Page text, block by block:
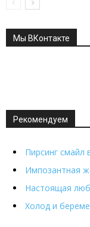
Мы ВКонтакте
Рекомендуем
Пирсинг смайл
Импозантная
Настоящая
Холод и